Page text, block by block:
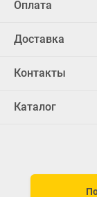
Оплата
Доставка
Контакты
Каталог